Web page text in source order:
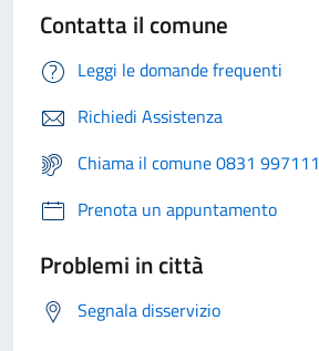
Contatta il comune
Leggi le domande frequenti
Richiedi Assistenza
Chiama il comune 0831 997111
Prenota un appuntamento
Problemi in città
Segnala disservizio